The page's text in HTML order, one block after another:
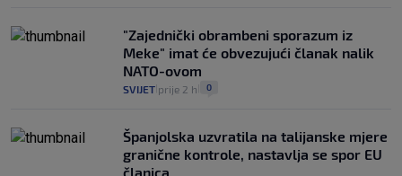
"Zajednički obrambeni sporazum iz
Meke" imat će obvezujući članak nalik
NATO-ovom
SVIJET prije 2 h 0
Španjolska uzvratila na talijanske mjere
granične kontrole, nastavlja se spor EU
članica